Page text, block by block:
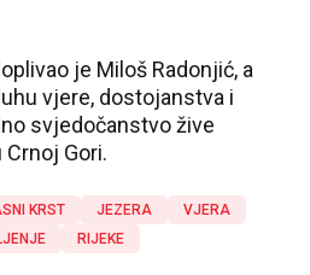
je Miloš Radonjić, a
vjere, dostojanstva i
svjedočanstvo žive
Gori.
KRST JEZERA
VJERA
RIJEKE